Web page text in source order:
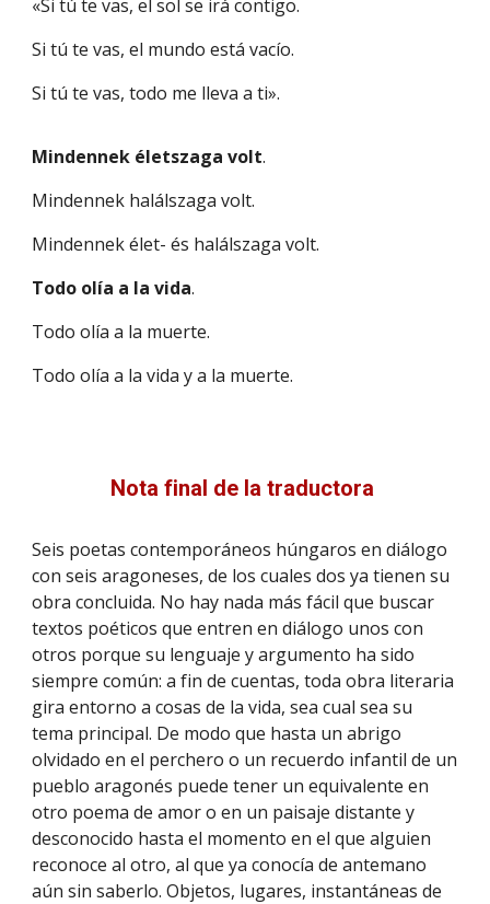
«Si tú te vas, el sol se irá contigo.
Si tú te vas, el mundo está vacío.
Si tú te vas, todo me lleva a ti».
Mindennek életszaga volt.
Mindennek halálszaga volt.
Mindennek élet- és halálszaga volt.
Todo olía a la vida.
Todo olía a la muerte.
Todo olía a la vida y a la muerte.
Nota final de la traductora
Seis poetas contemporáneos húngaros en diálogo
con seis aragoneses, de los cuales dos ya tienen su
obra concluida. No hay nada más fácil que buscar
textos poéticos que entren en diálogo unos con
otros porque su lenguaje y argumento ha sido
siempre común: a fin de cuentas, toda obra literaria
gira entorno a cosas de la vida, sea cual sea su
tema principal. De modo que hasta un abrigo
olvidado en el perchero o un recuerdo infantil de un
pueblo aragonés puede tener un equivalente en
otro poema de amor o en un paisaje distante y
desconocido hasta el momento en el que alguien
reconoce al otro, al que ya conocía de antemano
aún sin saberlo. Objetos, lugares, instantáneas de